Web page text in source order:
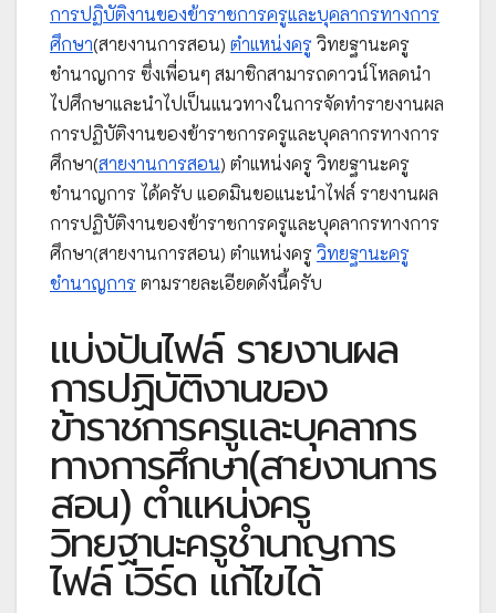
การปฏิบัติงานของข้าราชการครูและบุคลากรทางการ
ศึกษา(สายงานการสอน) ตำแหน่งครู วิทยฐานะครู
ชำนาญการ ซึ่งเพื่อนๆ สมาชิกสามารถดาวน์โหลดนำ
ไปศึกษาและนำไปเป็นแนวทางในการจัดทำรายงานผล
การปฏิบัติงานของข้าราชการครูและบุคลากรทางการ
ศึกษา(สายงานการสอน) ตำแหน่งครู วิทยฐานะครู
ชำนาญการ ได้ครับ แอดมินขอแนะนำไฟล์ รายงานผล
การปฏิบัติงานของข้าราชการครูและบุคลากรทางการ
ศึกษา(สายงานการสอน) ตำแหน่งครู วิทยฐานะครู
ชำนาญการ ตามรายละเอียดดังนี้ครับ
แบ่งปันไฟล์ รายงานผล
การปฏิบัติงานของ
ข้าราชการครูและบุคลากร
ทางการศึกษา(สายงานการ
สอน) ตำแหน่งครู
วิทยฐานะครูชำนาญการ
ไฟล์ เวิร์ด แก้ไขได้